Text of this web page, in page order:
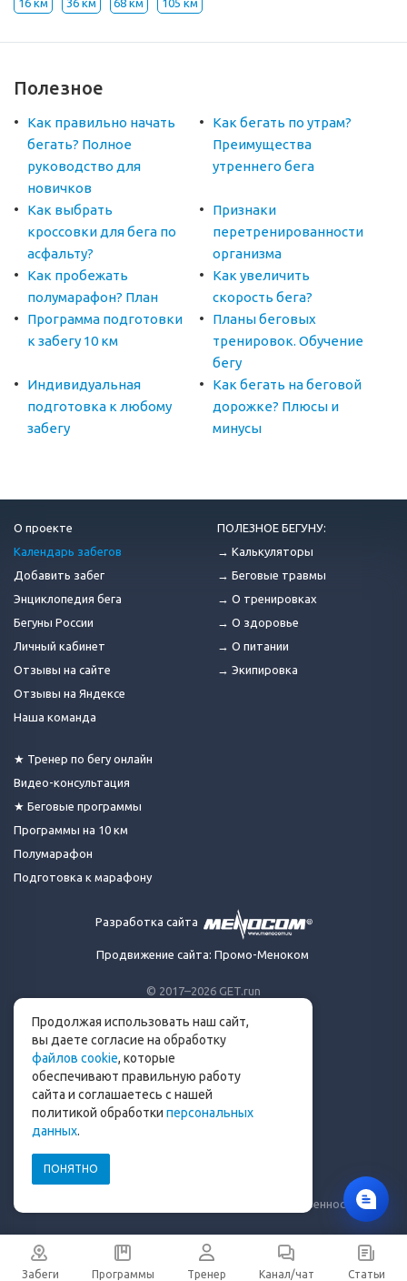
16 км 36 км 68 км 105 км
Полезное
Как правильно начать
бегать? Полное
руководство для
новичков
Как бегать по утрам?
Преимущества
утреннего бега
Как выбрать
кроссовки для бега по
асфальту?
Признаки
перетренированности
организма
Как пробежать
полумарафон? План
Как увеличить
скорость бега?
Программа подготовки
к забегу 10 км
Планы беговых
тренировок. Обучение
бегу
Индивидуальная
подготовка к любому
забегу
Как бегать на беговой
дорожке? Плюсы и
минусы
© 2017–2026 GET.run
Сделано с ❤ бегунами
для бегунов
Телеграм-канал Get.run
Беговой чат в Телеграм
info@get.run
Уведомление о рисках и ограничение ответственности
О проекте
Календарь забегов
Добавить забег
Энциклопедия бега
Бегуны России
Личный кабинет
Отзывы на сайте
Отзывы на Яндексе
Наша команда
★ Тренер по бегу онлайн
Видео-консультация
★ Беговые программы
Программы на 10 км
Полумарафон
Подготовка к марафону
ПОЛЕЗНОЕ БЕГУНУ:
→ Калькуляторы
→ Беговые травмы
→ О тренировках
→ О здоровье
→ О питании
→ Экипировка
Разработка сайта
Продвижение сайта: Промо-Меноком
Забеги Программы Тренер Канал/чат Статьи
Продолжая использовать наш сайт,
вы даете согласие на обработку
файлов cookie, которые
обеспечивают правильную работу
сайта и соглашаетесь с нашей
политикой обработки персональных
данных.
ПОНЯТНО